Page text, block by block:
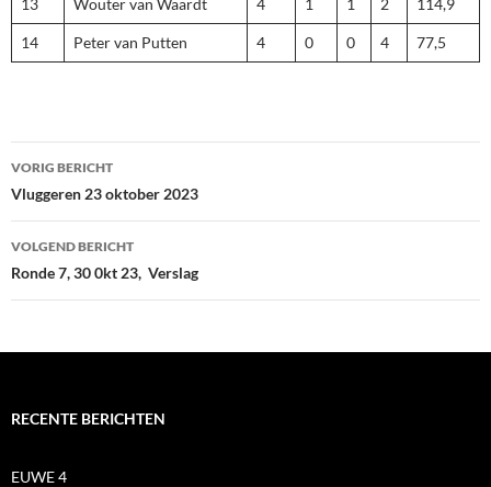
13 Wouter van Waardt 4 1 1 2 114,9
14 Peter van Putten 4 0 0 4 77,5
Bericht
navigatie
VORIG BERICHT
Vluggeren 23 oktober 2023
VOLGEND BERICHT
Ronde 7, 30 0kt 23, Verslag
RECENTE BERICHTEN
EUWE 4